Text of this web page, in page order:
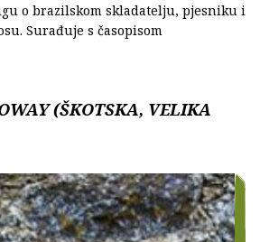
o brazilskom skladatelju, pjesniku i
Surađuje s časopisom
(ŠKOTSKA, VELIKA